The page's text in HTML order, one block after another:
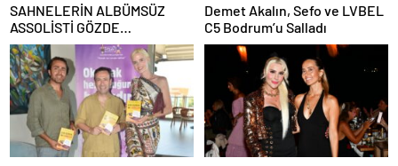
SAHNELERİN ALBÜMSÜZ
ASSOLİSTİ GÖZDE
DEMİRBİLEK, NR1
MAGAZİN’DE: “SON ASSOLİST
OLARAK VAR OLACAĞIM!”
Demet Akalın, Sefo ve LVBEL
C5 Bodrum’u Salladı